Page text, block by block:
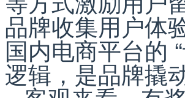
品牌收集用户体
国内电商平台的
逻辑，是品牌撬